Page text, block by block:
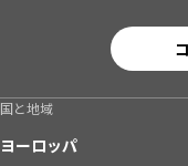
国と地域
ヨーロッパ